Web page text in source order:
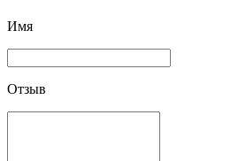
Имя
Отзыв